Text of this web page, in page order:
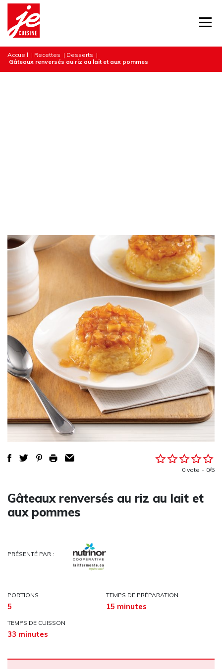
Accueil | Recettes | Desserts |
Gâteaux renversés au riz au lait et aux pommes
0 vote 0/5
Gâteaux renversés au riz au lait et
aux pommes
PRÉSENTÉ PAR :
PORTIONS
5
TEMPS DE PRÉPARATION
15 minutes
TEMPS DE CUISSON
33 minutes